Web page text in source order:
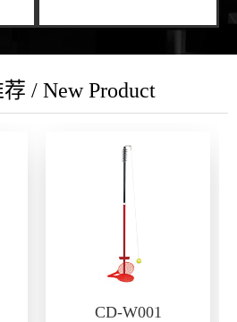
/ New Product
CD-W001